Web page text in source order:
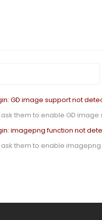
GD image support not
them to enable GD image
imagepng function not
them to enable imagepng